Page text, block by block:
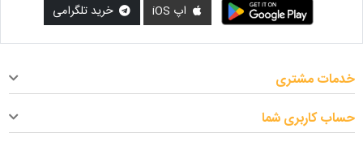
اپ iOS خرید تلگرامی
خدمات مشتری
حساب کاربری شما